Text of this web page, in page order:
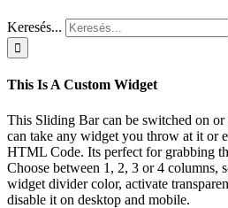
Keresés...
This Is A Custom Widget
This Sliding Bar can be switched on
can take any widget you throw at it or
HTML Code. Its perfect for grabbing
Choose between 1, 2, 3 or 4 columns,
widget divider color, activate
disable it on desktop and mobile.